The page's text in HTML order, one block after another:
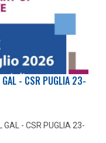
GAL - CSR PUGLIA 23-
GAL - CSR PUGLIA 23-